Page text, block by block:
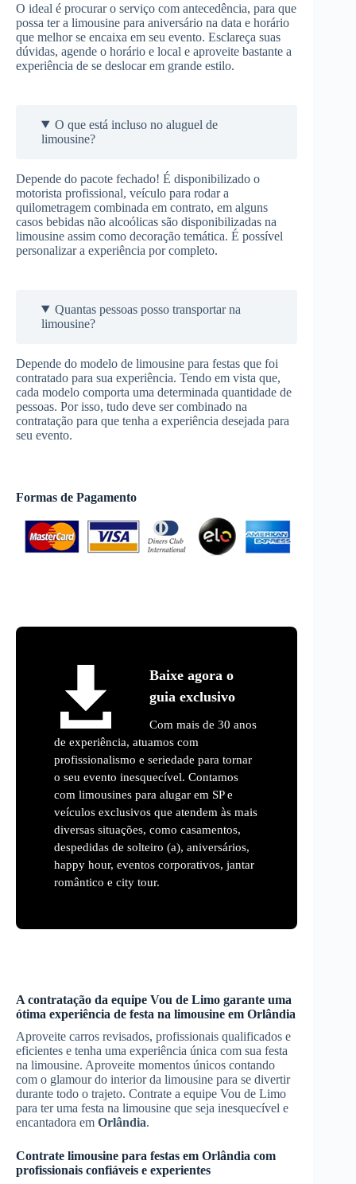
O ideal é procurar o serviço com antecedência, para que
possa ter a limousine para aniversário na data e horário
que melhor se encaixa em seu evento. Esclareça suas
dúvidas, agende o horário e local e aproveite bastante a
experiência de se deslocar em grande estilo.
O que está incluso no aluguel de
limousine?
Depende do pacote fechado! É disponibilizado o
motorista profissional, veículo para rodar a
quilometragem combinada em contrato, em alguns
casos bebidas não alcoólicas são disponibilizadas na
limousine assim como decoração temática. É possível
personalizar a experiência por completo.
Quantas pessoas posso transportar na
limousine?
Depende do modelo de limousine para festas que foi
contratado para sua experiência. Tendo em vista que,
cada modelo comporta uma determinada quantidade de
pessoas. Por isso, tudo deve ser combinado na
contratação para que tenha a experiência desejada para
seu evento.
Formas de Pagamento
Baixe agora o
guia exclusivo
Com mais de 30 anos
de experiência, atuamos com
profissionalismo e seriedade para tornar
o seu evento inesquecível. Contamos
com limousines para alugar em SP e
veículos exclusivos que atendem às mais
diversas situações, como casamentos,
despedidas de solteiro (a), aniversários,
happy hour, eventos corporativos, jantar
romântico e city tour.
A contratação da equipe Vou de Limo garante uma
ótima experiência de festa na limousine em Orlândia
Aproveite carros revisados, profissionais qualificados e
eficientes e tenha uma experiência única com sua festa
na limousine. Aproveite momentos únicos contando
com o glamour do interior da limousine para se divertir
durante todo o trajeto. Contrate a equipe Vou de Limo
para ter uma festa na limousine que seja inesquecível e
encantadora em Orlândia.
Contrate limousine para festas em Orlândia com
profissionais confiáveis e experientes